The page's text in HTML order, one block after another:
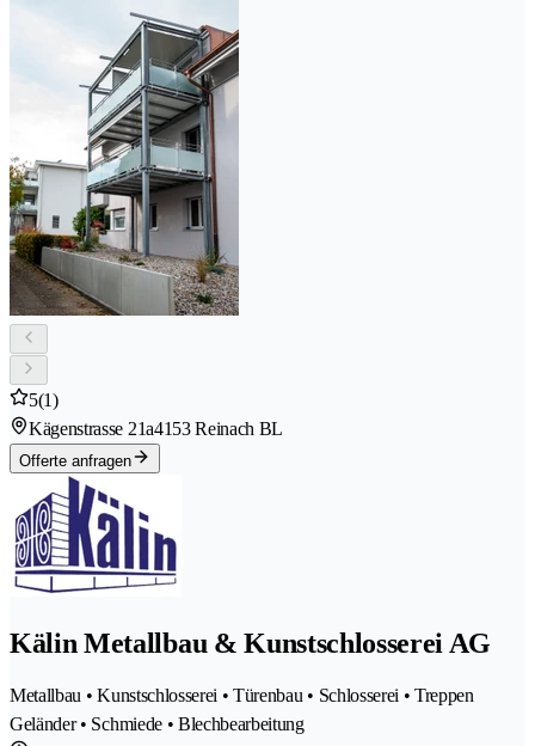
5(1)
Kägenstrasse 21a4153 Reinach BL
Offerte anfragen
Kälin Metallbau & Kunstschlosserei AG
Metallbau • Kunstschlosserei • Türenbau • Schlosserei • Treppen
Geländer • Schmiede • Blechbearbeitung